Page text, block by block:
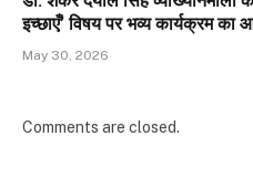
इच्छाएँ’ विषय पर भव्य कार्यक्रम का
May 30, 2026
Comments are closed.